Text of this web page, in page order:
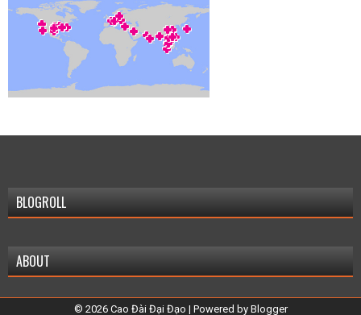
BLOGROLL
ABOUT
© 2026 Cao Đài Đại Đạo | Powered by Blogger